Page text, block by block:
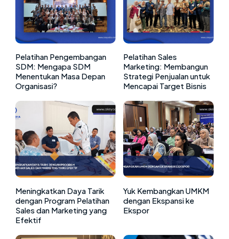
Pelatihan Pengembangan
SDM: Mengapa SDM
Menentukan Masa Depan
Organisasi?
Pelatihan Sales
Marketing: Membangun
Strategi Penjualan untuk
Mencapai Target Bisnis
Meningkatkan Daya Tarik
dengan Program Pelatihan
Sales dan Marketing yang
Efektif
Yuk Kembangkan UMKM
dengan Ekspansi ke
Ekspor